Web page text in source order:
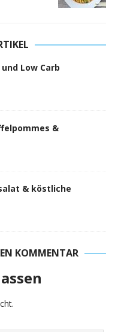
Low Carb
&
& köstliche
KOMMENTAR